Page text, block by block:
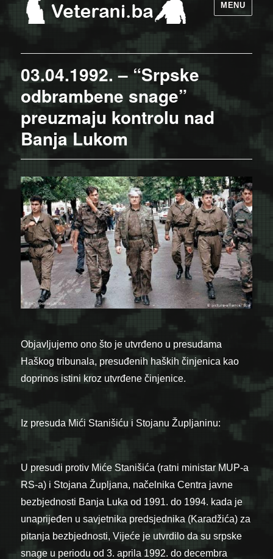
MENU
03.04.1992. – “Srpske
odbrambene snage”
preuzmaju kontrolu nad
Banja Lukom
Objavljujemo ono što je utvrđeno u presudama
Haškog tribunala, presuđenih haških činjenica kao
doprinos istini kroz utvrđene činjenice.
Iz presuda Mići Stanišiću i Stojanu Župljaninu:
U presudi protiv Miće Stanišića (ratni ministar MUP-a
RS-a) i Stojana Župljana, načelnika Centra javne
bezbjednosti Banja Luka od 1991. do 1994. kada je
unaprijeđen u savjetnika predsjednika (Karadžića) za
pitanja bezbjednosti, Vijeće je utvrdilo da su srpske
snage u periodu od 3. aprila 1992. do decembra